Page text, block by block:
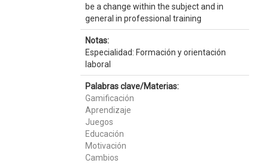
be a change within the subject and in
general in professional training
Notas:
Especialidad: Formación y orientación
laboral
Palabras clave/Materias:
Gamificación
Aprendizaje
Juegos
Educación
Motivación
Cambios